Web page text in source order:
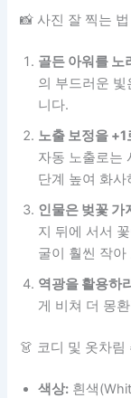
📸 사진 잘 찍는
골든 아워를 노
의 부드러운
니다.
노출 보정을 +1
자동 노출로는
단계 높여 화
인물은 벚꽃 가
지 뒤에 서서
굴이 훨씬 작아
역광을 활용하
게 비쳐 더 몽
👗 코디 및 옷차림
색상: 흰색